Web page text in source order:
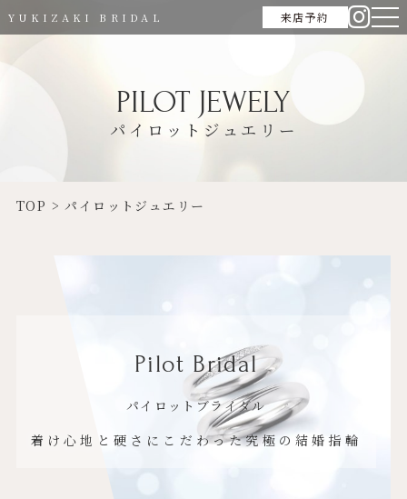
YUKIZAKI BRIDAL 来店予約
PILOT JEWELY
パイロットジュエリー
TOP >パイロットジュエリー
Pilot Bridal
パイロットブライダル
着け心地と硬さにこだわった究極の結婚指輪